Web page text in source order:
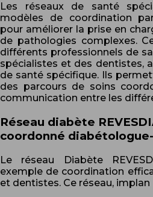
Les réseaux de santé
modèles de coordination
pour améliorer la prise en
de pathologies complexes.
différents professionnels de
spécialistes et des dentistes,
de santé spécifique. Ils
des parcours de soins
communication entre les
Réseau diabète
coordonné
Le réseau Diabète
exemple de coordination
et dentistes. Ce réseau, implan